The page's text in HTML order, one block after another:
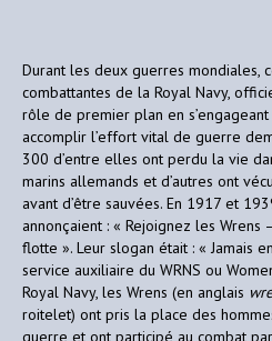
Durant les deux guerres mondiales,
combattantes de la Royal Navy,
rôle de premier plan en
accomplir l’effort vital de guerre
300 d’entre elles ont perdu la vie
marins allemands et d’autres ont
avant d’être sauvées. En 1917 et
annonçaient : « Rejoignez les
flotte ». Leur slogan était : « Jamais
service auxiliaire du WRNS ou
Royal Navy, les Wrens (en anglais
roitelet) ont pris la place des
guerre et ont participé au combat